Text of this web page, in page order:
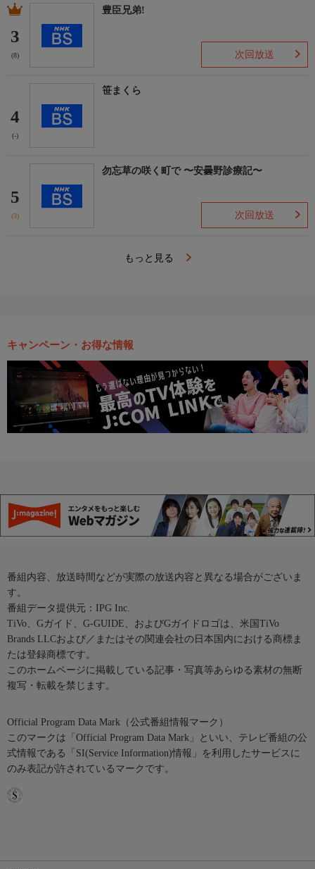
3
(8)
豊臣兄弟!
次回放送
4
(-)
笹まくら
5
(3)
勿忘草の咲く町で 〜安曇野診療記〜
次回放送
もっと見る
キャンペーン・お得な情報
番組内容、放送時間などが実際の放送内容と異なる場合がございま
す。
番組データ提供元：IPG Inc.
TiVo、Gガイド、G-GUIDE、およびGガイドロゴは、米国TiVo
Brands LLCおよび／またはその関連会社の日本国内における商標ま
たは登録商標です。
このホームページに掲載している記事・写真等あらゆる素材の無断
複写・転載を禁じます。
Official Program Data Mark（公式番組情報マーク）
このマークは「Official Program Data Mark」といい、テレビ番組の公
式情報である「SI(Service Information)情報」を利用したサービスに
のみ表記が許されているマークです。